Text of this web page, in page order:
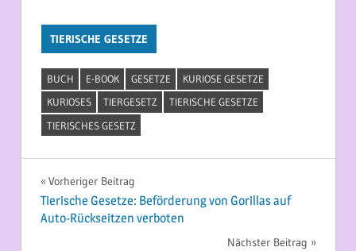
TIERISCHE GESETZE
BUCH E-BOOK GESETZE
KURIOSE GESETZE
KURIOSES
TIERGESETZ
TIERISCHE GESETZE
TIERISCHES GESETZ
Beitragsnavigation
Vorheriger Beitrag
Tierische Gesetze: Beförderung von Gorillas auf
Auto-Rückseitzen verboten
Nächster Beitrag